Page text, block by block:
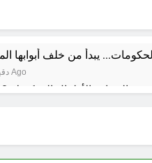
يبدأ من خلف أبوابها
37 دقيقة Ago